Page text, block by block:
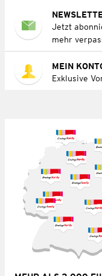
Jetzt
mehr
MEIN
Exklusive